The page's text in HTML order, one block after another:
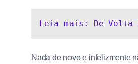
Leia mais: De Volta
Nada de novo e infelizmente